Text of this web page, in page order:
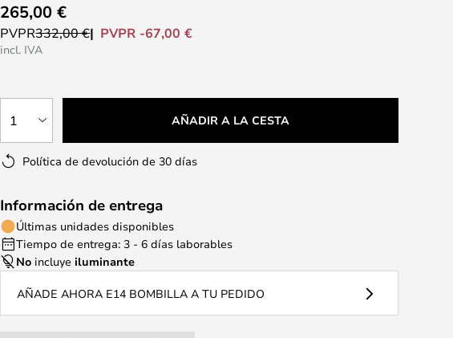
265,00 €
PVPR332,00 € PVPR -67,00 €
incl. IVA
1 AÑADIR A LA CESTA
Política de devolución de 30 días
Información de entrega
Últimas unidades disponibles
Tiempo de entrega: 3 - 6 días laborables
No incluyeiluminante
AÑADE AHORA E14 BOMBILLA A TU PEDIDO